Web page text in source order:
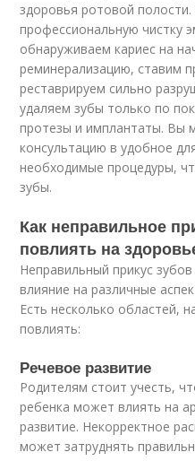
здоровья ротовой
профессиональную чистку
обнаруживаем кариес на
реминерализацию, ставим
реставрируем сильно
удаляем зубы только по
протезы и имплантаты. Вы
консультацию в удобное
необходимые процедуры,
зубы.
Как неправильное
повлиять на
Неправильный прикус
влияние на различные
Есть несколько областей,
повлиять:
Речевое развитие
Родителям стоит учесть,
ребенка может влиять на
развитие. Некорректное
может затруднять